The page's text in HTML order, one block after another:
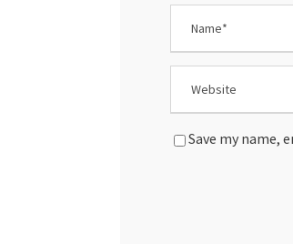
Save my name,